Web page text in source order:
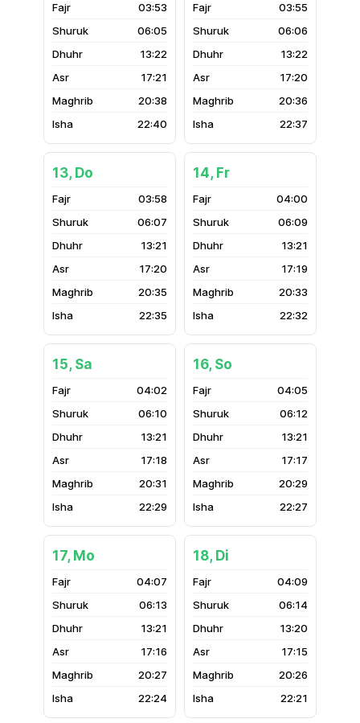
03:53
06:05
13:22
17:21
20:38
22:40
03:55
06:06
13:22
17:20
20:36
22:37
13, Do
03:58
06:07
13:21
17:20
20:35
22:35
14, Fr
04:00
06:09
13:21
17:19
20:33
22:32
15, Sa
04:02
06:10
13:21
17:18
20:31
22:29
16, So
04:05
06:12
13:21
17:17
20:29
22:27
17, Mo
04:07
06:13
13:21
17:16
20:27
22:24
18, Di
04:09
06:14
13:20
17:15
20:26
22:21